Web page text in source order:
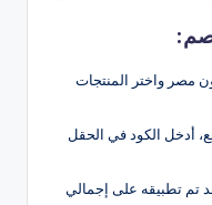
مصر واختر المنتجات
أدخل الكود في الحقل
تم تطبيقه على إجمالي